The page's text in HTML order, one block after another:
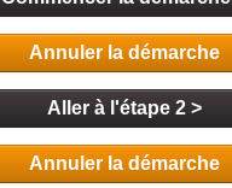
Annuler la démarche
Aller à l'étape 2 >
Annuler la démarche